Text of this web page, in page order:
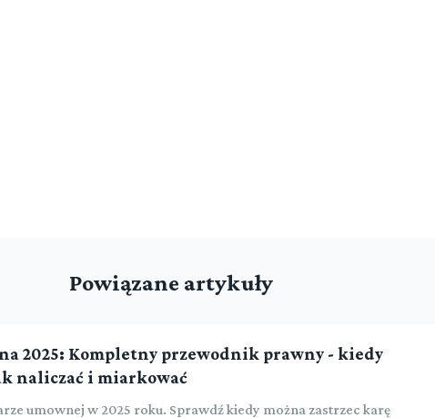
Powiązane artykuły
2025: Kompletny przewodnik prawny - kiedy
naliczać i miarkować
umownej w 2025 roku. Sprawdź kiedy można zastrzec karę